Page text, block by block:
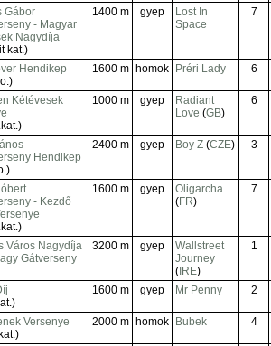
Gábor
- Magyar
Nagydíja
kat.)
1400 m gyep
Lost In
Space
7
Hendikep
1600 m homok Préri Lady 6
Kétévesek
1000 m gyep
Radiant
Love (GB)
6
Hendikep
2400 m gyep Boy Z (CZE) 3
- Kezdő
1600 m gyep
Oligarcha
(FR)
7
Város Nagydíja
Gátverseny
3200 m gyep
Wallstreet
Journey
( IRE)
1
1600 m gyep Mr Penny 2
Versenye
2000 m homok Bubek 4